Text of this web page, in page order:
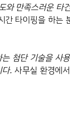
와 만족스러운 타
간 타이핑을 하는
첨단 기술을 사
. 사무실 환경에